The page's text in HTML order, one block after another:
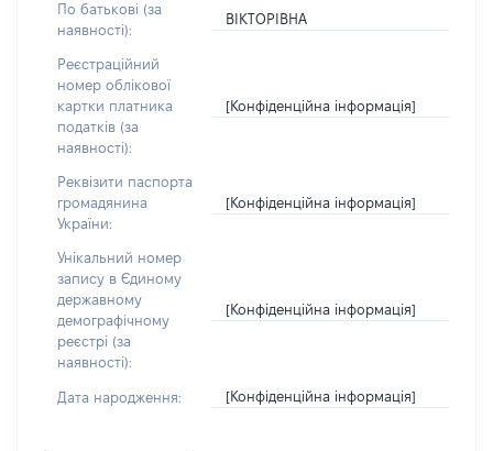
По батькові (за
наявності):
ВІКТОРІВНА
Реєстраційний
номер облікової
картки платника
податків (за
наявності):
[Конфіденційна інформація]
Реквізити паспорта
громадянина
України:
[Конфіденційна інформація]
Унікальний номер
запису в Єдиному
державному
демографічному
реєстрі (за
наявності):
[Конфіденційна інформація]
Дата народження: [Конфіденційна інформація]